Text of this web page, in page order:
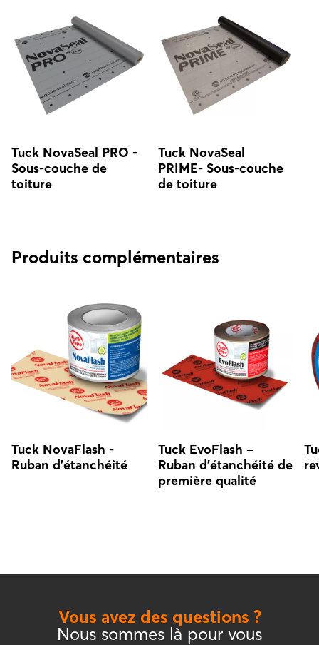
Tuck NovaSeal PRO -
Sous-couche de
toiture
Tuck NovaSeal
PRIME- Sous-couche
de toiture
Produits complémentaires
Tuck NovaFlash -
Ruban d'étanchéité
Tuck EvoFlash –
Ruban d’étanchéité de
première qualité
Vous avez des questions ?
Nous sommes là pour vous